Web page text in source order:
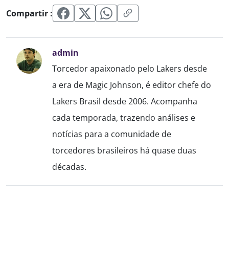
Compartir :
admin
Torcedor apaixonado pelo Lakers desde
a era de Magic Johnson, é editor chefe do
Lakers Brasil desde 2006. Acompanha
cada temporada, trazendo análises e
notícias para a comunidade de
torcedores brasileiros há quase duas
décadas.